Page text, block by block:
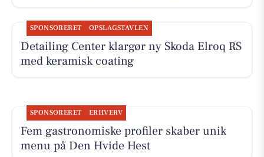
SPONSORERET OPSLAGSTAVLEN
Detailing Center klargør ny Skoda Elroq RS
med keramisk coating
SPONSORERET ERHVERV
Fem gastronomiske profiler skaber unik
menu på Den Hvide Hest